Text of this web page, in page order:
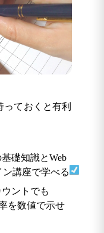
ておくと有利
礎知識とWeb
講座で学べる
ウントでも
を数値で示せ